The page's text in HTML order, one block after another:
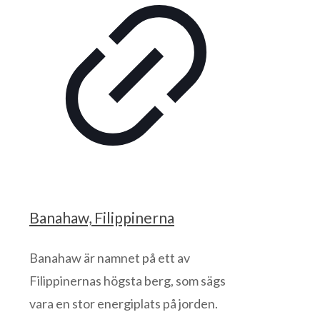
Banahaw, Filippinerna
Banahaw är namnet på ett av
Filippinernas högsta berg, som sägs
vara en stor energiplats på jorden.